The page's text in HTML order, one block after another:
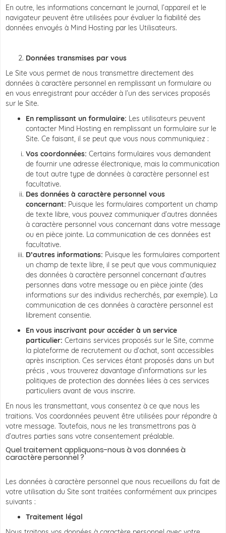
En outre, les informations concernant le journal, l’appareil et le
navigateur peuvent être utilisées pour évaluer la fiabilité des
données envoyés à Mind Hosting par les Utilisateurs.
Données transmises par vous
Le Site vous permet de nous transmettre directement des
données à caractère personnel en remplissant un formulaire ou
en vous enregistrant pour accéder à l’un des services proposés
sur le Site.
En remplissant un formulaire: Les utilisateurs peuvent
contacter Mind Hosting en remplissant un formulaire sur le
Site. Ce faisant, il se peut que vous nous communiquiez :
Vos coordonnées: Certains formulaires vous demandent
de fournir une adresse électronique, mais la communication
de tout autre type de données à caractère personnel est
facultative.
Des données à caractère personnel vous
concernant: Puisque les formulaires comportent un champ
de texte libre, vous pouvez communiquer d’autres données
à caractère personnel vous concernant dans votre message
ou en pièce jointe. La communication de ces données est
facultative.
D’autres informations: Puisque les formulaires comportent
un champ de texte libre, il se peut que vous communiquiez
des données à caractère personnel concernant d’autres
personnes dans votre message ou en pièce jointe (des
informations sur des individus recherchés, par exemple). La
communication de ces données à caractère personnel est
librement consentie.
En vous inscrivant pour accéder à un service
particulier: Certains services proposés sur le Site, comme
la plateforme de recrutement ou d’achat, sont accessibles
après inscription. Ces services étant proposés dans un but
précis , vous trouverez davantage d’informations sur les
politiques de protection des données liées à ces services
particuliers avant de vous inscrire.
En nous les transmettant, vous consentez à ce que nous les
traitions. Vos coordonnées peuvent être utilisées pour répondre à
votre message. Toutefois, nous ne les transmettrons pas à
d’autres parties sans votre consentement préalable.
Quel traitement appliquons-nous à vos données à
caractère personnel ?
Les données à caractère personnel que nous recueillons du fait de
votre utilisation du Site sont traitées conformément aux principes
suivants :
Traitement légal